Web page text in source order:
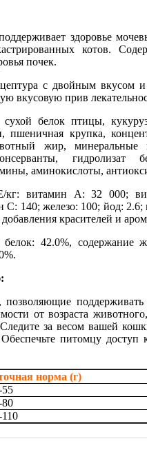
здоровье
котов.
почек.
с двойным вкусом
вкусовую прив
сухой белок птицы,
пшеничная крупка,
жир, минеральные
гидролизат
аминокислоты,
кг: витамин А: 32 000;
140; железо: 100; йод: 2.6;
красителей и
белок: 42.0%, содержание
от возраста
за весом вашей
питомцу доступ
норма (г)
55
80